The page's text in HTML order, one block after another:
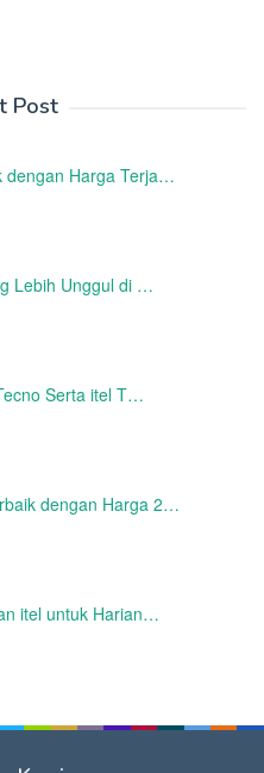
Post
dengan Harga Terja…
Lebih Unggul di …
Serta itel T…
dengan Harga 2…
itel untuk Harian…